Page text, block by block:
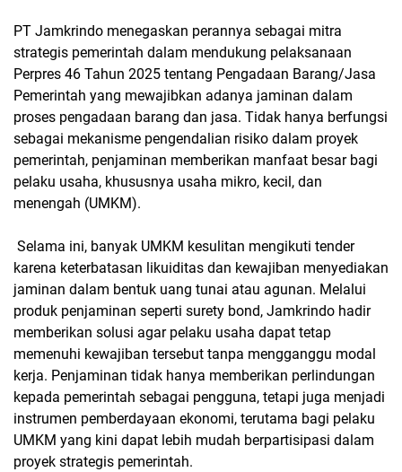
PT Jamkrindo menegaskan perannya sebagai mitra
strategis pemerintah dalam mendukung pelaksanaan
Perpres 46 Tahun 2025 tentang Pengadaan Barang/Jasa
Pemerintah yang mewajibkan adanya jaminan dalam
proses pengadaan barang dan jasa. Tidak hanya berfungsi
sebagai mekanisme pengendalian risiko dalam proyek
pemerintah, penjaminan memberikan manfaat besar bagi
pelaku usaha, khususnya usaha mikro, kecil, dan
menengah (UMKM).
Selama ini, banyak UMKM kesulitan mengikuti tender
karena keterbatasan likuiditas dan kewajiban menyediakan
jaminan dalam bentuk uang tunai atau agunan. Melalui
produk penjaminan seperti surety bond, Jamkrindo hadir
memberikan solusi agar pelaku usaha dapat tetap
memenuhi kewajiban tersebut tanpa mengganggu modal
kerja. Penjaminan tidak hanya memberikan perlindungan
kepada pemerintah sebagai pengguna, tetapi juga menjadi
instrumen pemberdayaan ekonomi, terutama bagi pelaku
UMKM yang kini dapat lebih mudah berpartisipasi dalam
proyek strategis pemerintah.